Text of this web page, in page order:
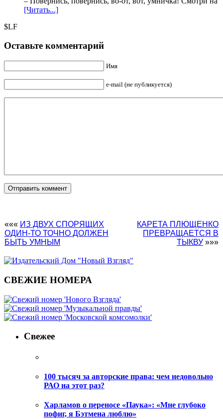
[Читать...]
$LF
Оставьте комментарий
Имя
e-mail (не публикуется)
««« ИЗ ДВУХ СПОРЯЩИХ
ОДИН-ТО ТОЧНО ДОЛЖЕН
БЫТЬ УМНЫМ
КАРЕТА ПЛЮЩЕНКО
ПРЕВРАЩАЕТСЯ В
ТЫКВУ »»»
СВЕЖИЕ НОМЕРА
Свежее
100 тысяч за авторские права: чем недовольно
РАО на этот раз?
Харламов о переносе «Паука»: «Мне глубоко
пофиг, я Бэтмена люблю»